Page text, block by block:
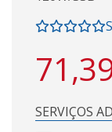
SERVIÇOS